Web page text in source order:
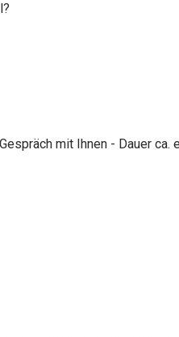
mit Ihnen - Dauer